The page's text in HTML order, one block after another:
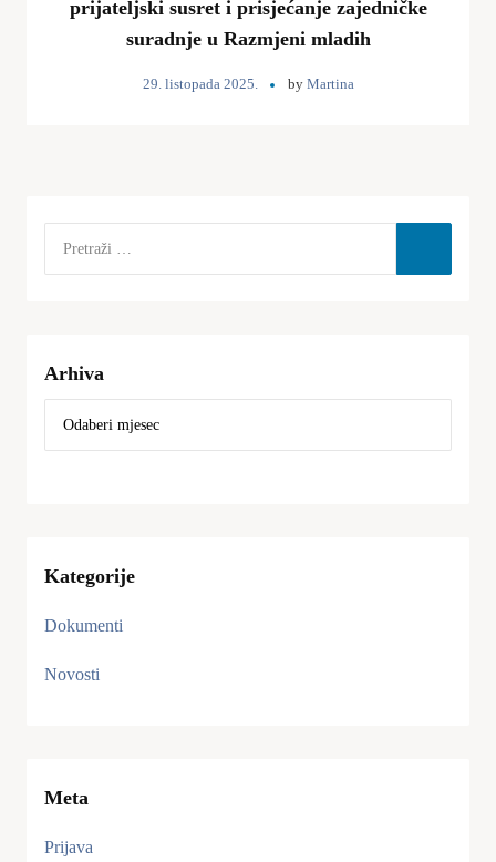
prijateljski susret i prisjećanje zajedničke
suradnje u Razmjeni mladih
29. listopada 2025. by Martina
Arhiva
Kategorije
Dokumenti
Novosti
Meta
Prijava